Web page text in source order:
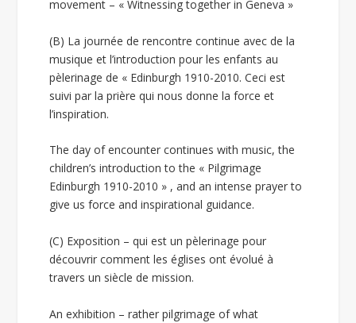
movement – « Witnessing together in Geneva »
(B) La journée de rencontre continue avec de la
musique et l’introduction pour les enfants au
pèlerinage de « Edinburgh 1910-2010. Ceci est
suivi par la prière qui nous donne la force et
l’inspiration.
The day of encounter continues with music, the
children’s introduction to the « Pilgrimage
Edinburgh 1910-2010 » , and an intense prayer to
give us force and inspirational guidance.
(C) Exposition – qui est un pèlerinage pour
découvrir comment les églises ont évolué à
travers un siècle de mission.
An exhibition – rather pilgrimage of what